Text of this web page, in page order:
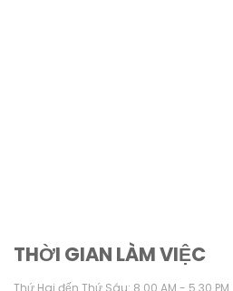
THỜI GIAN LÀM VIỆC
Thứ Hai đến Thứ Sáu: 8.00 AM - 5.30 PM